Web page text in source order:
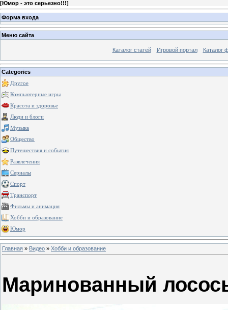
[Юмор - это серьезно!!!]
Форма входа
Меню сайта
Каталог статей Игровой портал Каталог
Categories
Другое
Компьютерные игры
Красота и здоровье
Люди и блоги
Музыка
Общество
Путешествия и события
Развлечения
Сериалы
Спорт
Транспорт
Фильмы и анимация
Хобби и образование
Юмор
Главная » Видео » Хобби и образование
Маринованный